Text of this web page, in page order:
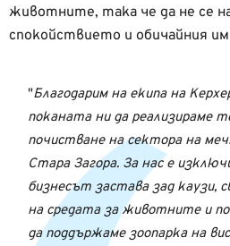
животните, така че да не се
спокойствието и обичайния
Благодарим на екипа на
поканата ни да реализираме
почистване на сектора на
Стара Загора. За нас е
бизнесът застава зад каузи,
на средата за животните и
да поддържаме зоопарка на